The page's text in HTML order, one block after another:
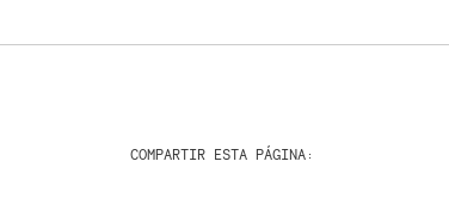
COMPARTIR ESTA PÁGINA: